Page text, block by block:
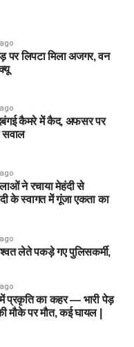
पर लिपटा मिला अजगर, वन
दबंगई कैमरे में कैद, अफसर पर
सवाल
ने रचाया मेहंदी से
के स्वागत में गूंजा एकता का
लेते पकड़े गए पुलिसकर्मी,
प्रकृति का कहर — भारी पेड़
मौके पर मौत, कई घायल |